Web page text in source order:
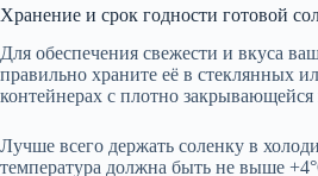
Хранение и срок годности готовой
Для обеспечения свежести и вкуса
правильно храните её в стеклянных
контейнерах с плотно
Лучше всего держать соленку в
температура должна быть не выше